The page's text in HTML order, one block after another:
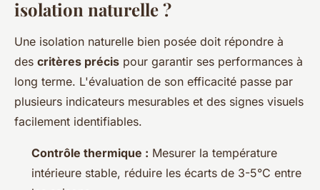
isolation naturelle ?
Une isolation naturelle bien posée doit répondre à
des critères précis pour garantir ses performances à
long terme. L'évaluation de son efficacité passe par
plusieurs indicateurs mesurables et des signes visuels
facilement identifiables.
Contrôle thermique : Mesurer la température
intérieure stable, réduire les écarts de 3-5°C entre